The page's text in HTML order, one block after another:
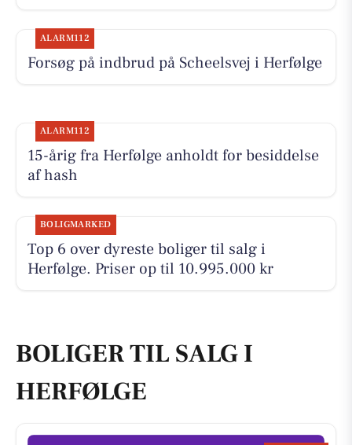
ALARM112
Forsøg på indbrud på Scheelsvej i Herfølge
ALARM112
15-årig fra Herfølge anholdt for besiddelse
af hash
BOLIGMARKED
Top 6 over dyreste boliger til salg i
Herfølge. Priser op til 10.995.000 kr
BOLIGER TIL SALG I
HERFØLGE